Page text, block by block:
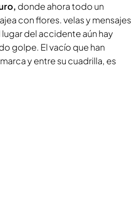
donde ahora todo un
con flores. velas y mensajes
del accidente aún hay
golpe. El vacío que han
y entre su cuadrilla, es